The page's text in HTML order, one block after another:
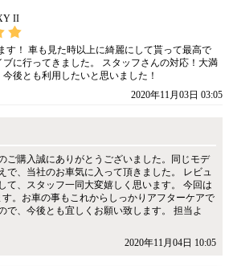
II
す！ 車も見た時以上に綺麗にして貰って最高で
に行ってきました。 スタッフさんの対応！大満
後とも利用したいと思いました！
2020年11月03日 03:05
ご購入誠にありがとうございました。同じモデ
で、当社のお車気に入って頂きました。 レビュ
て、スタッフ一同大変嬉しく思います。 今回は
。お車の事もこれからしっかりアフターケアで
で、今後とも宜しくお願い致します。 担当よ
2020年11月04日 10:05